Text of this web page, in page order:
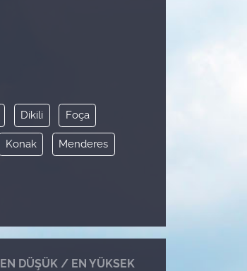
Dikili Foça
Konak Menderes
EN DÜŞÜK / EN YÜKSEK